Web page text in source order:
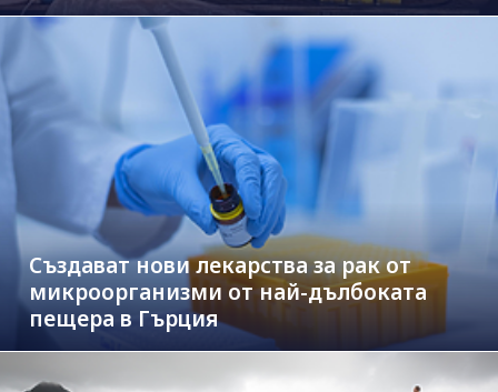
Създават нови лекарства за рак от
микроорганизми от най-дълбоката
пещера в Гърция